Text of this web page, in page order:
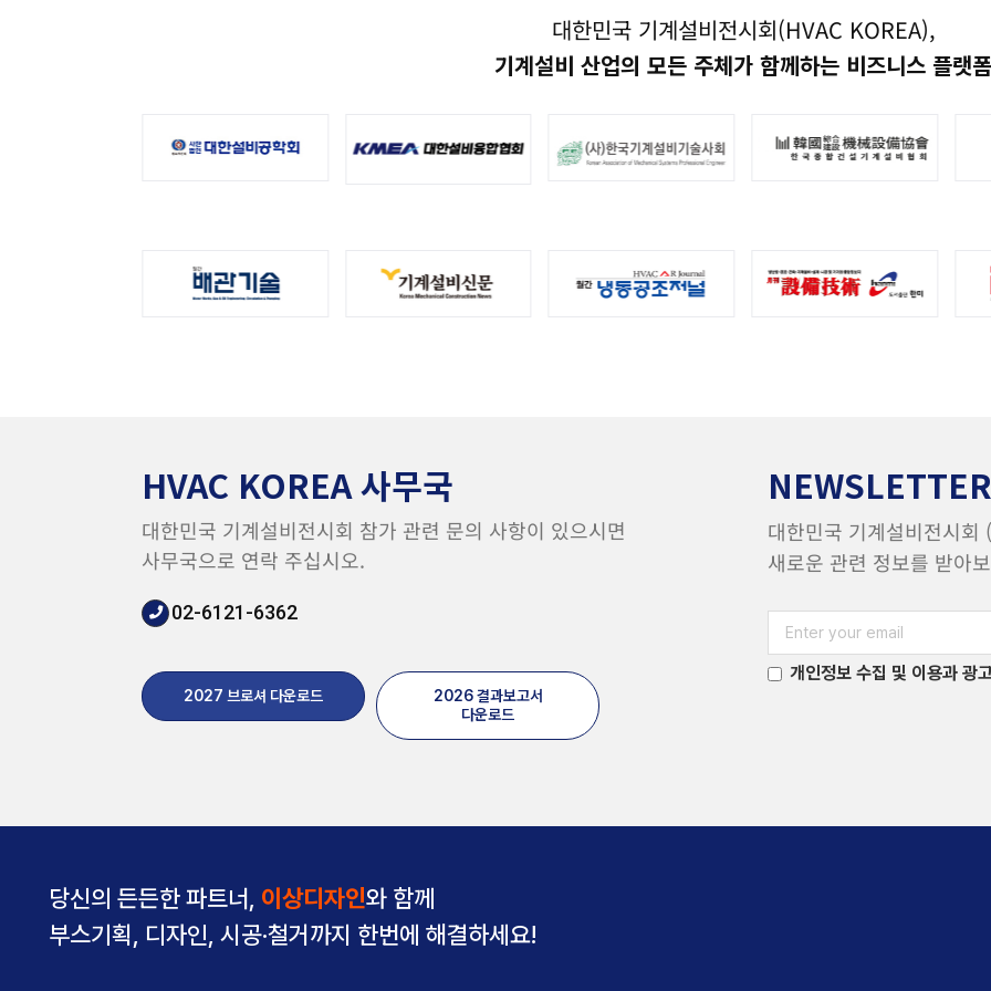
대한민국 기계설비전시회(HVAC KOREA),
기계설비 산업의 모든 주체가 함께하는 비즈니스 플랫폼
HVAC KOREA 사무국
대한민국 기계설비전시회 참가 관련 문의 사항이 있으시면
사무국으로 연락 주십시오.
02-6121-6362
2027 브로셔 다운로드
2026 결과보고서
다운로드
NEWSLETTER
대한민국 기계설비전시회
새로운 관련 정보를 받아
개인정보 수집 및 이용과 광
당신의 든든한 파트너, 이상디자인와 함께
부스기획, 디자인, 시공·철거까지 한번에 해결하세요!